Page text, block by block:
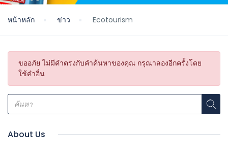
หน้าหลัก ข่าว Ecotourism
ขออภัย ไม่มีคำตรงกับคำค้นหาของคุณ กรุณาลองอีกครั้งโดย
ใช้คำอื่น
About Us